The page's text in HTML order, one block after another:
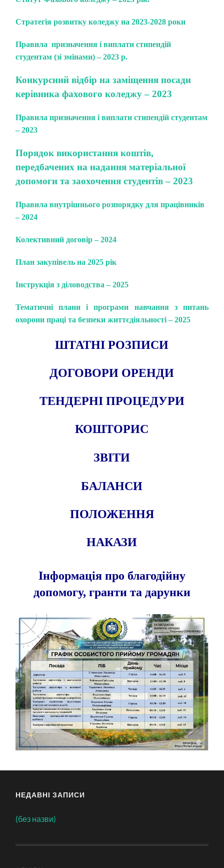
Стратегія розвитку коледжу на 2023-2028 роки
Правила призначення і виплати стипендій
студентам (зі змінами) – 2023 р.
Конкурсний відбір на заміщення посади
керівника фахового коледжу – 2023
Правила призначення і виплати стипендій студентам
– 2023
Порядок використання коштів,
передбачених на надання матеріальної
допомоги та заохочення студентів – 2023
Правила внутрішнього розпорядку для працівників
– 2024
Колективний договір – 2024
План закупівель на 2025 рік
Інструкція з діловодства – 2025
Тематичні плани і програми навчання з питань
охорони праці та безпеки життєдіяльності – 2025
ШТАТНІ РОЗПИСИ
ДОГОВОРИ ОРЕНДИ
ТЕНДЕРНІ ПРОЦЕДУРИ
КОШТОРИС
ЗВІТИ
БАЛАНСИ
ПОЛОЖЕННЯ
НАКАЗИ
Інформація про благодійну
допомогу, гранти та дарунки
НЕДАВНІ ЗАПИСИ
(без назви)